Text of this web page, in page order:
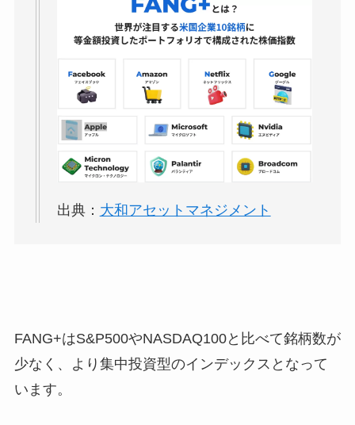
出典： 大和アセットマネジメント
FANG+はS&P500やNASDAQ100と比べて銘柄数が
少なく、より集中投資型のインデックスとなって
います。